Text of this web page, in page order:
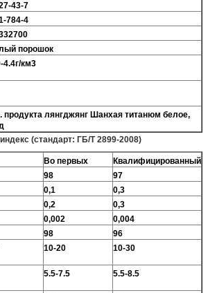
43-7
784-4
порошок
4.4г/км3
продукта лянгджянг Шанхая титанюм белое,
(стандарт: ГБ/Т 2899-2008)
Во первых
Квалифицированный
98
97
0,1
0,3
0,2
0,3
0,002
0,004
98
96
10-20 10-30
5.5-7.5 5.5-8.5